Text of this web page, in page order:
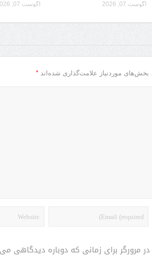
آگوست 07, 2026 آگوست 07, 2026
بخش‌های موردنیاز علامت‌گذاری شده‌اند *
مرورگر برای زمانی که دوباره دیدگاهی